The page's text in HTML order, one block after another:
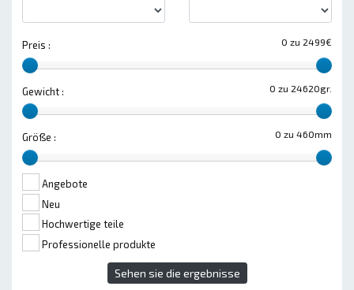
0 zu 2499€
Preis :
0 zu 24620gr.
Gewicht :
0 zu 460mm
Größe :
Angebote
Neu
Hochwertige teile
Professionelle produkte
Sehen sie die ergebnisse